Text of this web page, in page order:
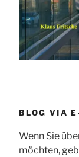
BLOG VIA
Wenn Sie
möchten,